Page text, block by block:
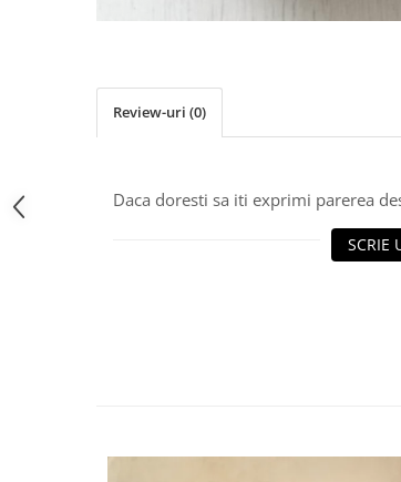
COSMETICE
TOATE PRODUSELE
Review-uri (0)
Daca doresti sa iti exprimi parerea
SCRIE